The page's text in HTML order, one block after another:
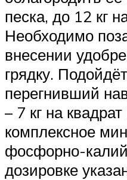
песка, до 12 кг
Необходимо
внесении
грядку.
перегнивший
– 7 кг на
комплексное
фосфорно-
дозировке